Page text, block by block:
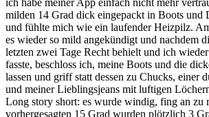
milden 14 Grad dick eingepackt in Boots und
und fühlte mich wie ein laufender Heizpilz.
es wieder so mild angekündigt und nachdem
letzten zwei Tage Recht behielt und ich
fasste, beschloss ich, meine Boots und die
lassen und griff statt dessen zu Chucks, einer
und meiner Lieblingsjeans mit luftigen
Long story short: es wurde windig, fing an zu
vorhergesagten 15 Grad wurden plötzlich 3